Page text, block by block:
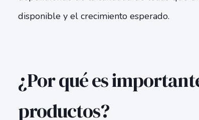
disponible y el crecimiento esperado.
¿Por qué es
productos?